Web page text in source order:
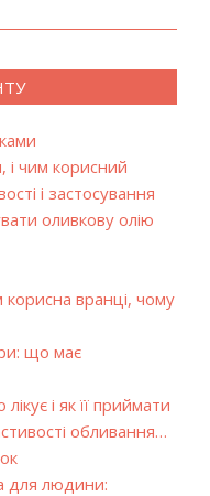
і чим корисний
і застосування
оливкову олію
корисна вранці, чому
що має
і як її приймати
обливання…
для людини: